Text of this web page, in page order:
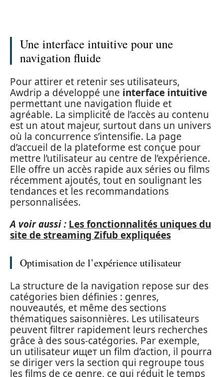
Une interface intuitive pour une
navigation fluide
Pour attirer et retenir ses utilisateurs,
Awdrip a développé une interface intuitive
permettant une navigation fluide et
agréable. La simplicité de l’accès au contenu
est un atout majeur, surtout dans un univers
où la concurrence s’intensifie. La page
d’accueil de la plateforme est conçue pour
mettre l’utilisateur au centre de l’expérience.
Elle offre un accès rapide aux séries ou films
récemment ajoutés, tout en soulignant les
tendances et les recommandations
personnalisées.
A voir aussi : Les fonctionnalités uniques du
site de streaming Zifub expliquées
Optimisation de l’expérience utilisateur
La structure de la navigation repose sur des
catégories bien définies : genres,
nouveautés, et même des sections
thématiques saisonnières. Les utilisateurs
peuvent filtrer rapidement leurs recherches
grâce à des sous-catégories. Par exemple,
un utilisateur ищет un film d’action, il pourra
se diriger vers la section qui regroupe tous
les films de ce genre, ce qui réduit le temps